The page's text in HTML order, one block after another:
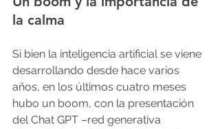
la calma
Si bien la inteligencia artificial se viene
desarrollando desde hace varios
años, en los últimos cuatro meses
hubo un boom, con la presentación
del Chat GPT –red generativa